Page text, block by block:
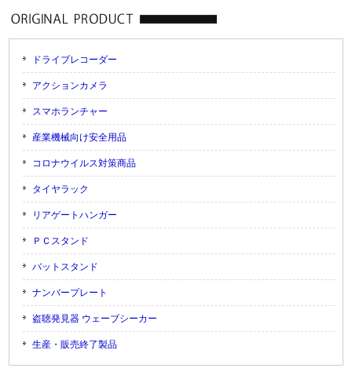
ドライブレコーダー
アクションカメラ
スマホランチャー
産業機械向け安全用品
コロナウイルス対策商品
タイヤラック
リアゲートハンガー
ＰＣスタンド
バットスタンド
ナンバープレート
盗聴発見器 ウェーブシーカー
生産・販売終了製品